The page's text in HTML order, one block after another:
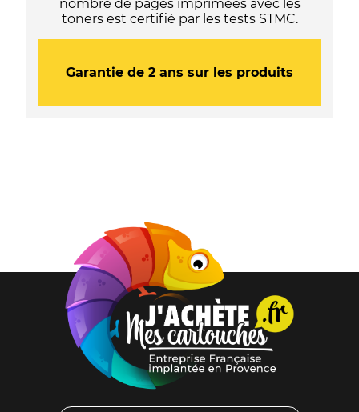
nombre de pages imprimées avec les
toners est certifié par les tests STMC.
Garantie de 2 ans sur les produits